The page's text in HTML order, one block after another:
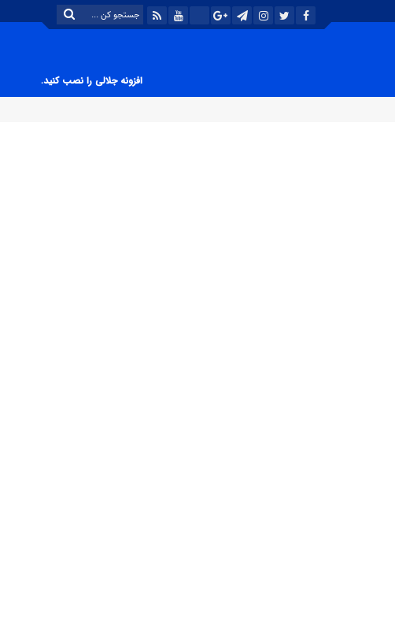
افزونه جلالی را نصب کنید.